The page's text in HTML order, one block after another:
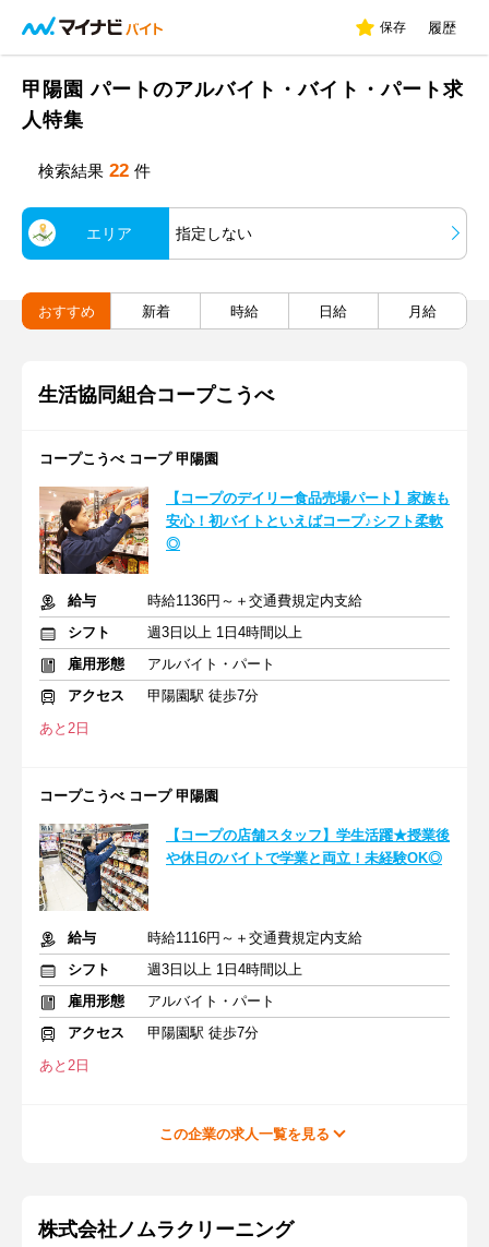
保存 履歴
甲陽園 パートのアルバイト・バイト・パート求
人特集
検索結果 22 件
エリア 指定しない
おすすめ 新着 時給 日給 月給
生活協同組合コープこうべ
コープこうべ コープ 甲陽園
【コープのデイリー食品売場パート】家族も
安心！初バイトといえばコープ♪シフト柔軟
◎
給与
時給1136円～＋交通費規定内支給
シフト
週3日以上 1日4時間以上
雇用形態
アルバイト・パート
アクセス
甲陽園駅 徒歩7分
あと2日
コープこうべ コープ 甲陽園
【コープの店舗スタッフ】学生活躍★授業後
や休日のバイトで学業と両立！未経験OK◎
給与
時給1116円～＋交通費規定内支給
シフト
週3日以上 1日4時間以上
雇用形態
アルバイト・パート
アクセス
甲陽園駅 徒歩7分
あと2日
この企業の求人一覧を見る
株式会社ノムラクリーニング